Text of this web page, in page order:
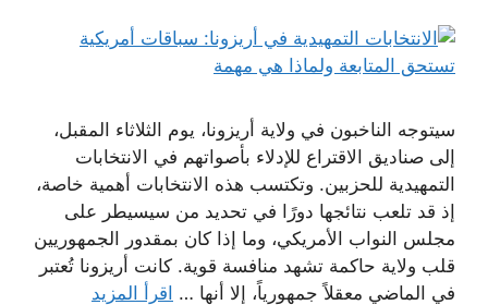
سيتوجه الناخبون في ولاية أريزونا، يوم الثلاثاء المقبل،
إلى صناديق الاقتراع للإدلاء بأصواتهم في الانتخابات
التمهيدية للحزبين. وتكتسب هذه الانتخابات أهمية خاصة،
إذ قد تلعب نتائجها دورًا في تحديد من سيسيطر على
مجلس النواب الأمريكي، وما إذا كان بمقدور الجمهوريين
قلب ولاية حاكمة تشهد منافسة قوية. كانت أريزونا تُعتبر
في الماضي معقلاً جمهورياً، إلا أنها … اقرأ المزيد